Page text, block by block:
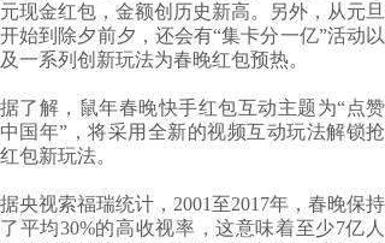
元现金红包，金额创历史新高。另外，从元旦
开始到除夕前夕，还会有“集卡分一亿”活动以
及一系列创新玩法为春晚红包预热。
据了解，鼠年春晚快手红包互动主题为“点赞
中国年”，将采用全新的视频互动玩法解锁抢
红包新玩法。
据央视索福瑞统计，2001至2017年，春晚保持
了平均30%的高收视率，这意味着至少7亿人